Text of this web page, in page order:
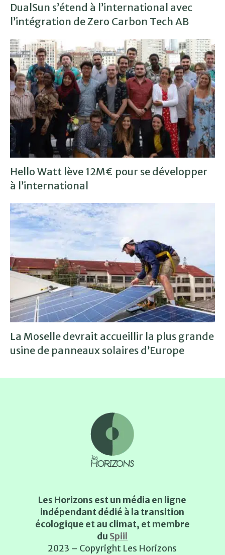
DualSun s’étend à l’international avec
l’intégration de Zero Carbon Tech AB
Hello Watt lève 12M€ pour se développer
à l’international
La Moselle devrait accueillir la plus grande
usine de panneaux solaires d’Europe
Les Horizons est un média en ligne
indépendant dédié à la transition
écologique et au climat, et membre
du Spiil
2023 – Copyright Les Horizons